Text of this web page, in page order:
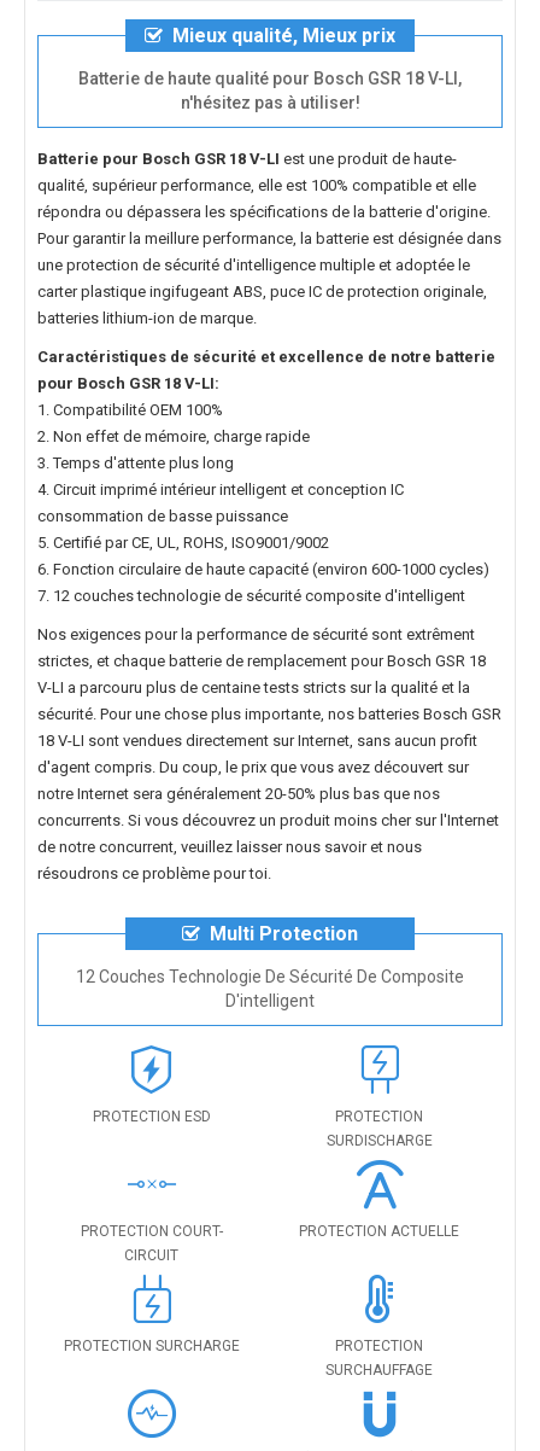
Mieux qualité, Mieux prix
Batterie de haute qualité pour Bosch GSR 18 V-LI,
n'hésitez pas à utiliser!
Batterie pour Bosch GSR 18 V-LI est une produit de haute-
qualité, supérieur performance, elle est 100% compatible et elle
répondra ou dépassera les spécifications de la batterie d'origine.
Pour garantir la meillure performance, la batterie est désignée dans
une protection de sécurité d'intelligence multiple et adoptée le
carter plastique ingifugeant ABS, puce IC de protection originale,
batteries lithium-ion de marque.
Caractéristiques de sécurité et excellence de notre batterie
pour Bosch GSR 18 V-LI:
1. Compatibilité OEM 100%
2. Non effet de mémoire, charge rapide
3. Temps d'attente plus long
4. Circuit imprimé intérieur intelligent et conception IC
consommation de basse puissance
5. Certifié par CE, UL, ROHS, ISO9001/9002
6. Fonction circulaire de haute capacité (environ 600-1000 cycles)
7. 12 couches technologie de sécurité composite d'intelligent
Nos exigences pour la performance de sécurité sont extrêment
strictes, et chaque batterie de remplacement pour Bosch GSR 18
V-LI a parcouru plus de centaine tests stricts sur la qualité et la
sécurité. Pour une chose plus importante, nos batteries Bosch GSR
18 V-LI sont vendues directement sur Internet, sans aucun profit
d'agent compris. Du coup, le prix que vous avez découvert sur
notre Internet sera généralement 20-50% plus bas que nos
concurrents. Si vous découvrez un produit moins cher sur l'Internet
de notre concurrent, veuillez laisser nous savoir et nous
résoudrons ce problème pour toi.
Multi Protection
12 Couches Technologie De Sécurité De Composite
D'intelligent
PROTECTION ESD
PROTECTION
SURDISCHARGE
PROTECTION COURT-
CIRCUIT
PROTECTION ACTUELLE
PROTECTION SURCHARGE
PROTECTION
SURCHAUFFAGE